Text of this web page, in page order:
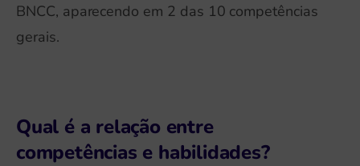
BNCC, aparecendo em 2 das 10 competências
gerais.
Qual é a relação entre
competências e habilidades?